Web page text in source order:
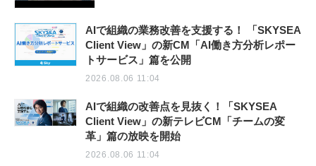
AIで組織の業務改善を支援する！ 「SKYSEA
Client View」の新CM「AI働き方分析レポー
トサービス」篇を公開
2026.08.06 11:04
AIで組織の改善点を見抜く！「SKYSEA
Client View」の新テレビCM「チームの変
革」篇の放映を開始
2026.08.06 11:04